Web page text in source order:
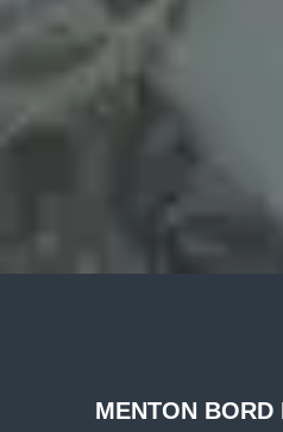
MENTON BORD